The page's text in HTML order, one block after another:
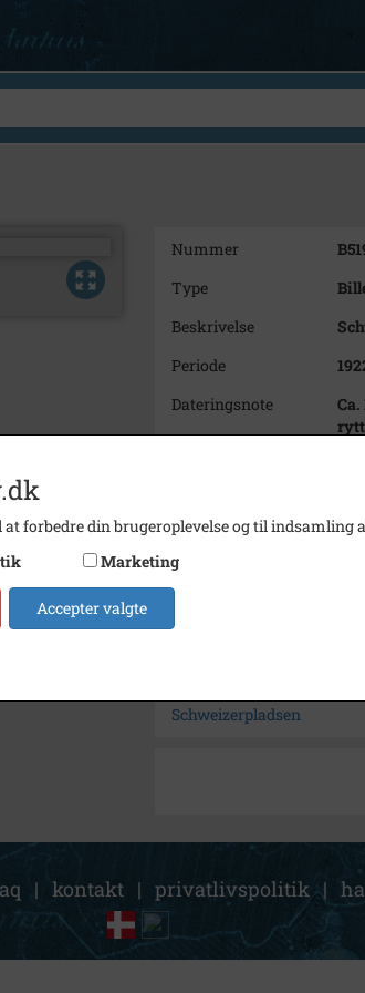
Nummer
Type
Beskrivelse
Periode
Dateringsnote
Ca.
Størrelse
Arkiv
Schweizerpladsen
| kontakt | privatlivspolitik |
forbedre din brugeroplevelse og til indsamling
Marketing
Accepter valgte